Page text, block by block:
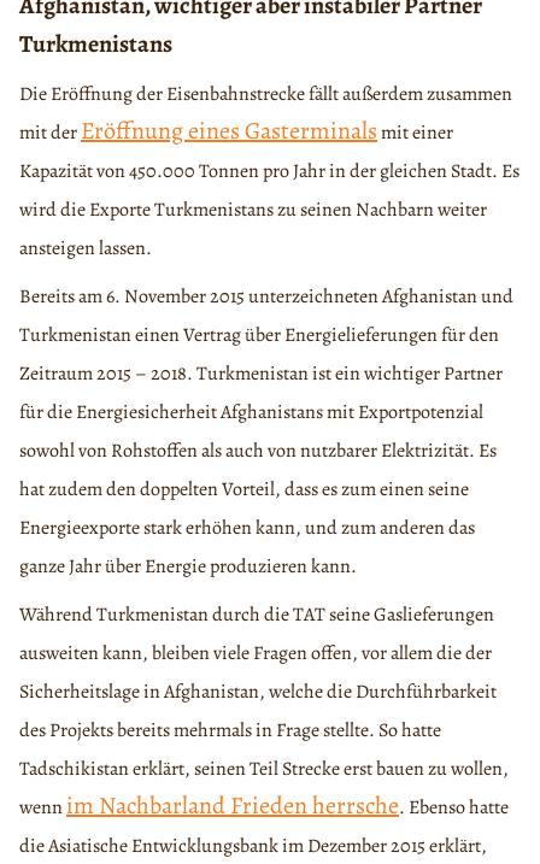
Turkmenistans
Die Eröffnung der Eisenbahnstrecke fällt außerdem zusammen
mit derEröffnung eines Gasterminalsmit einer
Kapazität von 450.000 Tonnen pro Jahr in der gleichen Stadt. Es
wird die Exporte Turkmenistans zu seinen Nachbarn weiter
ansteigen lassen.
Bereits am 6. November 2015 unterzeichneten Afghanistan und
Turkmenistan einen Vertrag über Energielieferungen für den
Zeitraum 2015 – 2018. Turkmenistan ist ein wichtiger Partner
für die Energiesicherheit Afghanistans mit Exportpotenzial
sowohl von Rohstoffen als auch von nutzbarer Elektrizität. Es
hat zudem den doppelten Vorteil, dass es zum einen seine
Energieexporte stark erhöhen kann, und zum anderen das
ganze Jahr über Energie produzieren kann.
Während Turkmenistan durch die TAT seine Gaslieferungen
ausweiten kann, bleiben viele Fragen offen, vor allem die der
Sicherheitslage in Afghanistan, welche die Durchführbarkeit
des Projekts bereits mehrmals in Frage stellte. So hatte
Tadschikistan erklärt, seinen Teil Strecke erst bauen zu wollen,
wennim Nachbarland Frieden herrsche. Ebenso hatte
die Asiatische Entwicklungsbank im Dezember 2015 erklärt,